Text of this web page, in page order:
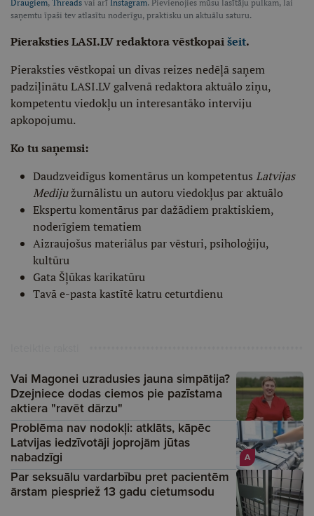
Draugiem, Threads vai arī Instagram. Pievienojies mūsu lasītāju pulkam, lai
saņemtu īpaši tev atlasītu noderīgu, praktisku un aktuālu saturu.
Pieraksties LASI.LV redaktora vēstkopaišeit.
Pieraksties vēstkopai un divas reizes nedēļā saņem
padziļinātu LASI.LV galvenā redaktora aktuālo ziņu,
kompetentu viedokļu un interesantāko interviju
apkopojumu.
Ko tu saņemsi:
Daudzveidīgus komentārus un kompetentus Latvijas
Medijužurnālistu un autoru viedokļus par aktuālo
Ekspertu komentārus par dažādiem praktiskiem,
noderīgiem tematiem
Aizraujošus materiālus par vēsturi, psiholoģiju,
kultūru
Gata Šļūkas karikatūru
Tavā e-pasta kastītē katru ceturtdienu
Vai Magonei uzradusies jauna simpātija?
Dzejniece dodas ciemos pie pazīstama
aktiera "ravēt dārzu"
A
Problēma nav nodokļi: atklāts, kāpēc
Latvijas iedzīvotāji joprojām jūtas
nabadzīgi
Par seksuālu vardarbību pret pacientēm
ārstam piespriež 13 gadu cietumsodu